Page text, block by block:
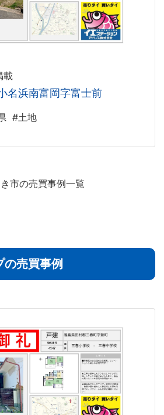
載
名浜南富岡字富士前
#土地
市の売買事例一覧
の売買事例